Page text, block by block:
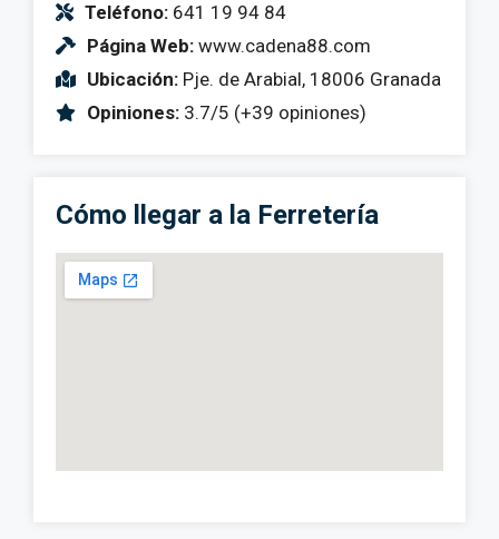
Teléfono: 641 19 94 84
Página Web: www.cadena88.com
Ubicación: Pje. de Arabial, 18006 Granada
Opiniones: 3.7/5 (+39 opiniones)
Cómo llegar a la Ferretería